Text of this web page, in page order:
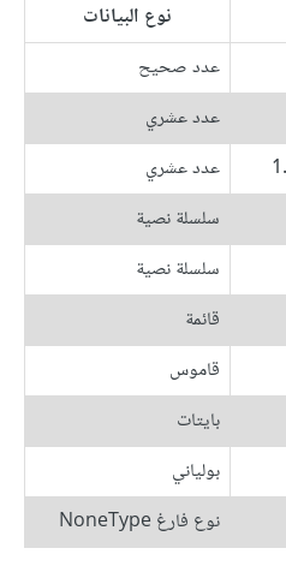
نوع البيانات
عدد صحيح
عدد عشري
عدد عشري
سلسلة نصية
سلسلة نصية
قائمة
قاموس
بايتات
بولياني
نوع فارغ NoneType